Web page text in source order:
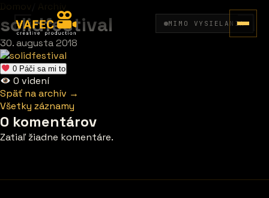
MIMO VYSIELANIA
Domov Archív
solidfestival
30. augusta 2018
0 Páči sa mi to
0 videní
Späť na archív →
Všetky záznamy
0 komentárov
Zatiaľ žiadne komentáre.